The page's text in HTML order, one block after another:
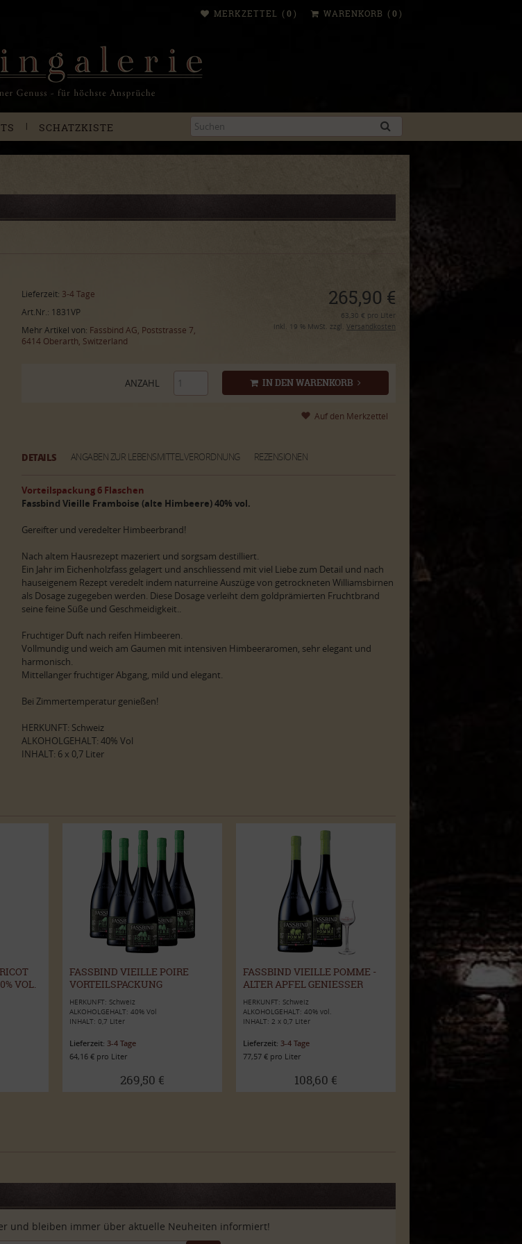
WARENKORB (0 )
MERKZETTEL (0 )
| SCHATZKISTE
Lieferzeit: 3-4 Tage
Art.Nr.: 1831VP
Mehr Artikel von: Fassbind AG, Poststrasse 7,
6414 Oberarth, Switzerland
265,90 €
63,30 € pro Liter
inkl. 19 % MwSt. zzgl. Versandkosten
IN DEN WARENKORB
ANZAHL
DETAILS ANGABEN ZUR LEBENSMITTELVERORDNUNG REZENSIONEN
Vorteilspackung 6 Flaschen
Fassbind Vieille Framboise (alte Himbeere) 40% vol.
Gereifter und veredelter Himbeerbrand!
Nach altem Hausrezept mazeriert und sorgsam destilliert.
Ein Jahr im Eichenholzfass gelagert und anschliessend mit viel Liebe zum Detail und nach
hauseigenem Rezept veredelt indem naturreine Auszüge von getrockneten Williamsbirnen
als Dosage zugegeben werden. Diese Dosage verleiht dem goldprämierten Fruchtbrand
seine feine Süße und Geschmeidigkeit..
Fruchtiger Duft nach reifen Himbeeren.
Vollmundig und weich am Gaumen mit intensiven Himbeeraromen, sehr elegant und
harmonisch.
Mittellanger fruchtiger Abgang, mild und elegant.
Bei Zimmertemperatur genießen!
HERKUNFT: Schweiz
ALKOHOLGEHALT: 40% Vol
INHALT: 6 x 0,7 Liter
VOL.
FASSBIND VIEILLE POIRE
VORTEILSPACKUNG
HERKUNFT: Schweiz
ALKOHOLGEHALT: 40% Vol
INHALT: 0,7 Liter
Lieferzeit: 3-4 Tage
64,16 € pro Liter
269,50 €
FASSBIND VIEILLE POMME -
ALTER APFEL GENIESSER P
AKET 40% VOL.
HERKUNFT: Schweiz
ALKOHOLGEHALT: 40% vol.
INHALT: 2 x 0,7 Liter
Lieferzeit: 3-4 Tage
77,57 € pro Liter
108,60 €
und bleiben immer über aktuelle Neuheiten informiert!